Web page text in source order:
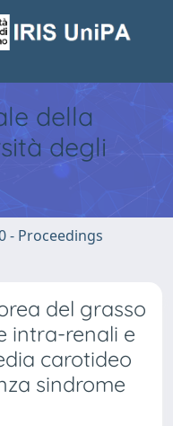
della
degli
- Proceedings
del grasso
intra-renali e
carotideo
sindrome